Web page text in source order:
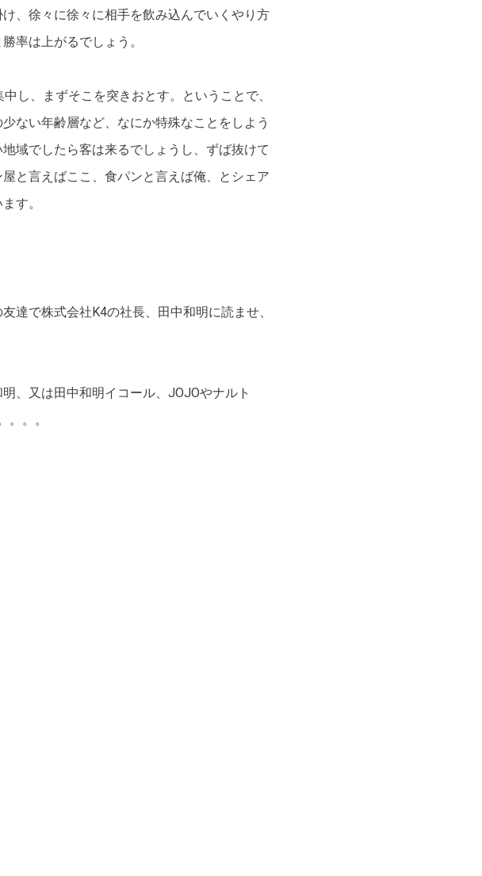
、徐々に徐々に相手を飲み込んでいくやり方
率は上がるでしょう。
し、まずそこを突きおとす。ということで、
ない年齢層など、なにか特殊なことをしよう
域でしたら客は来るでしょうし、ずば抜けて
と言えばここ、食パンと言えば俺、とシェア
す。
達で株式会社K4の社長、田中和明に読ませ、
、又は田中和明イコール、JOJOやナルト
。。。